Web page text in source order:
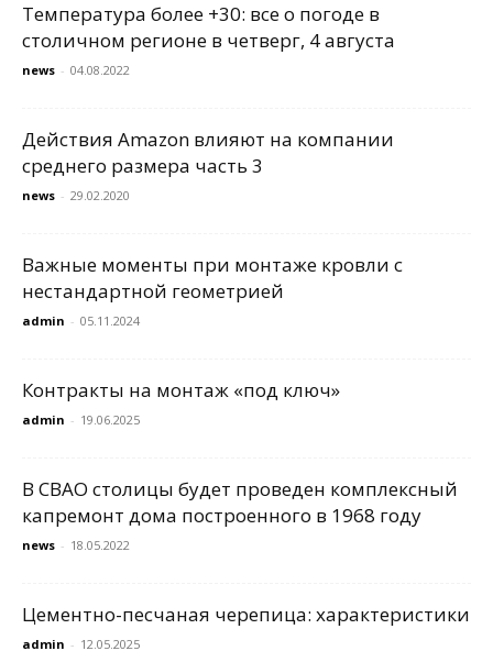
Температура более +30: все о погоде в
столичном регионе в четверг, 4 августа
news - 04.08.2022
Действия Amazon влияют на компании
среднего размера часть 3
news - 29.02.2020
Важные моменты при монтаже кровли с
нестандартной геометрией
admin - 05.11.2024
Контракты на монтаж «под ключ»
admin - 19.06.2025
В СВАО столицы будет проведен комплексный
капремонт дома построенного в 1968 году
news - 18.05.2022
Цементно-песчаная черепица: характеристики
admin - 12.05.2025